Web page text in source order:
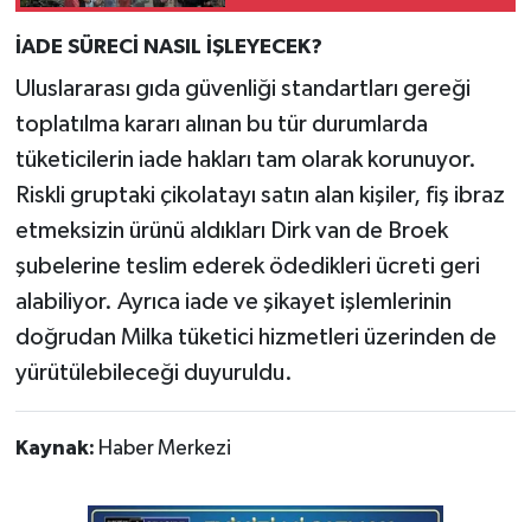
İADE SÜRECİ NASIL İŞLEYECEK?
Uluslararası gıda güvenliği standartları gereği
toplatılma kararı alınan bu tür durumlarda
tüketicilerin iade hakları tam olarak korunuyor.
Riskli gruptaki çikolatayı satın alan kişiler, fiş ibraz
etmeksizin ürünü aldıkları Dirk van de Broek
şubelerine teslim ederek ödedikleri ücreti geri
alabiliyor. Ayrıca iade ve şikayet işlemlerinin
doğrudan Milka tüketici hizmetleri üzerinden de
yürütülebileceği duyuruldu.
Kaynak: Haber Merkezi